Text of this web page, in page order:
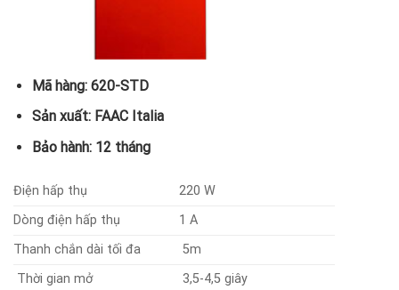
Mã hàng: 620-STD
Sản xuất: FAAC Italia
Bảo hành: 12 tháng
Điện hấp thụ
220 W
Dòng điện hấp thụ
1 A
Thanh chắn dài tối đa
5m
Thời gian mở
3,5-4,5 giây